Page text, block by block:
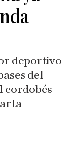
deportivo
del
cordobés